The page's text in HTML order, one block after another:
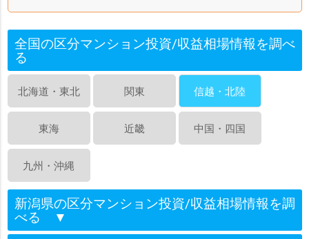
全国の区分マンション投資/収益相場情報を調べ
る
北海道・東北 関東 信越・北陸
東海 近畿 中国・四国
九州・沖縄
新潟県の区分マンション投資/収益相場情報を調
べる ▼